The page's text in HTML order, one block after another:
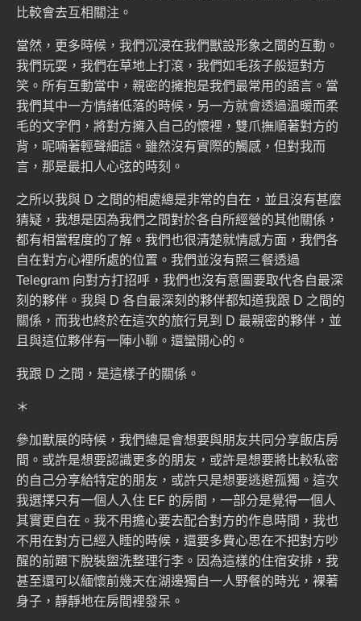
比較會去互相關注。
當然，更多時候，我們沉浸在我們獸設形象之間的互動。
我們玩耍，我們在草地上打滾，我們如毛孩子般逗對方
笑。所有互動當中，親密的擁抱是我們最常用的語言。當
我們其中一方情緒低落的時候，另一方就會透過溫暖而柔
毛的文字們，將對方擁入自己的懷裡，雙爪撫順著對方的
背，呢喃著輕聲細語。雖然沒有實際的觸感，但對我而
言，那是最扣人心弦的時刻。
之所以我與 D 之間的相處總是非常的自在，並且沒有甚麼
猜疑，我想是因為我們之間對於各自所經營的其他關係，
都有相當程度的了解。我們也很清楚就情感方面，我們各
自在對方心裡所處的位置。我們並沒有照三餐透過
Telegram 向對方打招呼，我們也沒有意圖要取代各自最深
刻的夥伴。我與 D 各自最深刻的夥伴都知道我跟 D 之間的
關係，而我也終於在這次的旅行見到 D 最親密的夥伴，並
且與這位夥伴有一陣小聊。還蠻開心的。
我跟 D 之間，是這樣子的關係。
＊
參加獸展的時候，我們總是會想要與朋友共同分享飯店房
間。或許是想要認識更多的朋友，或許是想要將比較私密
的自己分享給特定的朋友，或許只是想要逃避孤獨。這次
我選擇只有一個人入住 EF 的房間，一部分是覺得一個人
其實更自在。我不用擔心要去配合對方的作息時間，我也
不用在對方已經入睡的時候，還要多費心思在不把對方吵
醒的前題下脫裝盥洗整理行李。因為這樣的住宿安排，我
甚至還可以緬懷前幾天在湖邊獨自一人野餐的時光，裸著
身子，靜靜地在房間裡發呆。